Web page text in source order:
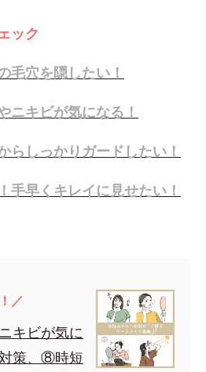
ック
毛穴を隠したい！
ニキビが気になる！
らしっかりガードしたい！
手早くキレイに見せたい！
／
キビが気に
策、⑧時短